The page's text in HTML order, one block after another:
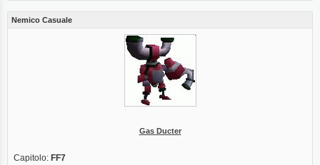
Nemico Casuale
Gas Ducter
Capitolo: FF7